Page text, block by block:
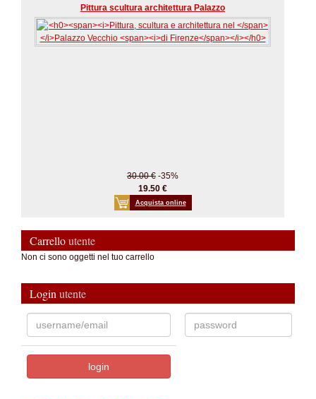
Pittura scultura architettura Palazzo
30.00 € -35%
19.50 €
Acquista online
Carrelloutente
Non ci sono oggetti nel tuo carrello
Login utente